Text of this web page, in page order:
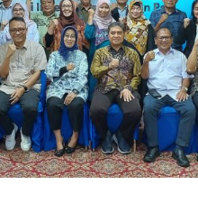
Indeks
Riset PT
dan Dewan
Research News